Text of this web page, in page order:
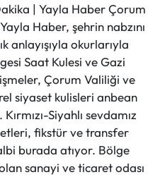
| Yayla Haber Çorum
Haber, şehrin nabzını
anlayışıyla okurlarıyla
Saat Kulesi ve Gazi
Çorum Valiliği ve
siyaset kulisleri anbean
Siyahlı sevdamız
fikstür ve transfer
burada atıyor. Bölge
sanayi ve ticaret odası